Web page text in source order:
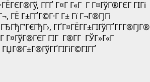
Г­ГҐ Г¤Г Г«Г Г Г¤ГўГ®ГЄГ ГІГі
ГЁ Г±ГҐГ©Г·Г Г± Гї Г¬Г®ГЈГі
ГҐГ¤ГЁГ­Г±ГІГўГҐГ­Г­Г®ГЈГ®
Г¤ГўГ®ГЄГ ГІГ Г®Г­Г ГЎГ»Г«Г
ГЏГ®Г±Г®ГўГҐГІГіГ©ГІГҐ